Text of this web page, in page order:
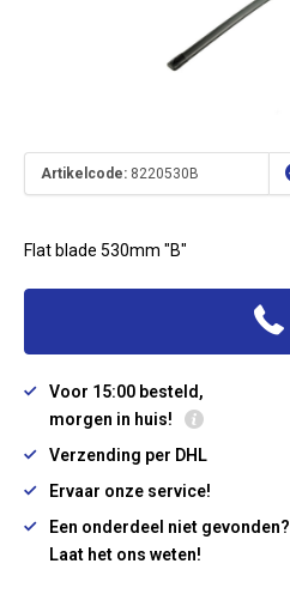
Artikelcode: 8220530B
Flat blade 530mm "B"
Voor 15:00 besteld,
morgen in huis!
Verzending per DHL
Ervaar onze service!
Een onderdeel niet gevonden?
Laat het ons weten!